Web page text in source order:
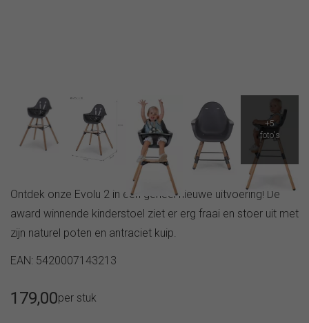
Ontdek onze Evolu 2 in een geheel nieuwe uitvoering! De
award winnende kinderstoel ziet er erg fraai en stoer uit met
zijn naturel poten en antraciet kuip.
EAN: 5420007143213
179,00per stuk